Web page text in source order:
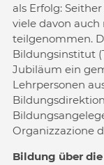
als Erfolg:
viele davon
teilgenommen.
Bildungsinstitut
Jubiläum ein
Lehrpersonen
Organizzazione
Bildung über